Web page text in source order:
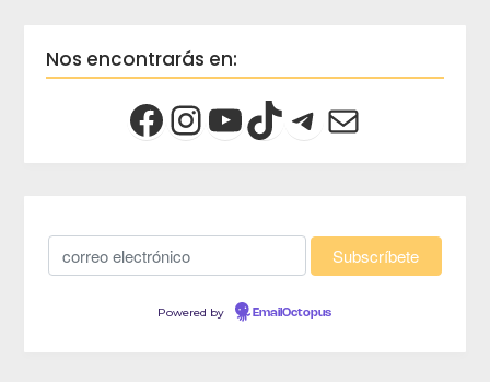
Nos encontrarás en:
Powered by EmailOctopus